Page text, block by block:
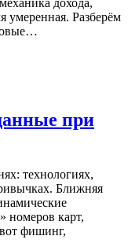
умеренная. Разберём
при
технологиях,
Ближняя
номеров карт,
фишинг,